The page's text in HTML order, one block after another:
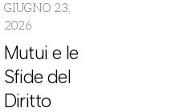
GIUGNO 23,
2026
Mutui e le
Sfide del
Diritto